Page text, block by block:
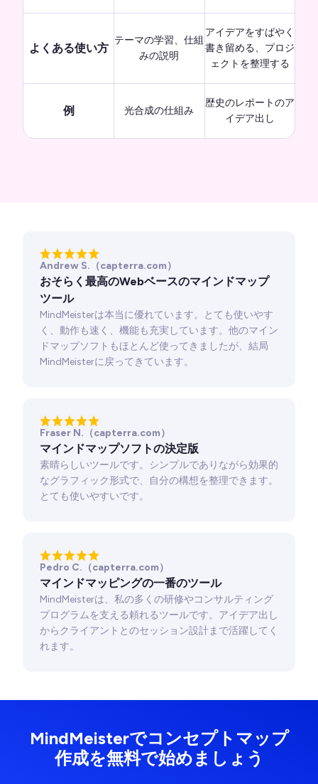
よくある使い方
テーマの学習、仕組
みの説明
アイデアをすばやく
書き留める、プロジ
ェクトを整理する
例 光合成の仕組み
歴史のレポートのア
イデア出し
Andrew S.（capterra.com）
おそらく最高のWebベースのマインドマップ
ツール
MindMeisterは本当に優れています。とても使いやす
く、動作も速く、機能も充実しています。他のマイン
ドマップソフトもほとんど使ってきましたが、結局
MindMeisterに戻ってきています。
Fraser N.（capterra.com）
マインドマップソフトの決定版
素晴らしいツールです。シンプルでありながら効果的
なグラフィック形式で、自分の構想を整理できます。
とても使いやすいです。
Pedro C.（capterra.com）
マインドマッピングの一番のツール
MindMeisterは、私の多くの研修やコンサルティング
プログラムを支える頼れるツールです。アイデア出し
からクライアントとのセッション設計まで活躍してく
れます。
MindMeisterでコンセプトマップ
作成を無料で始めましょう